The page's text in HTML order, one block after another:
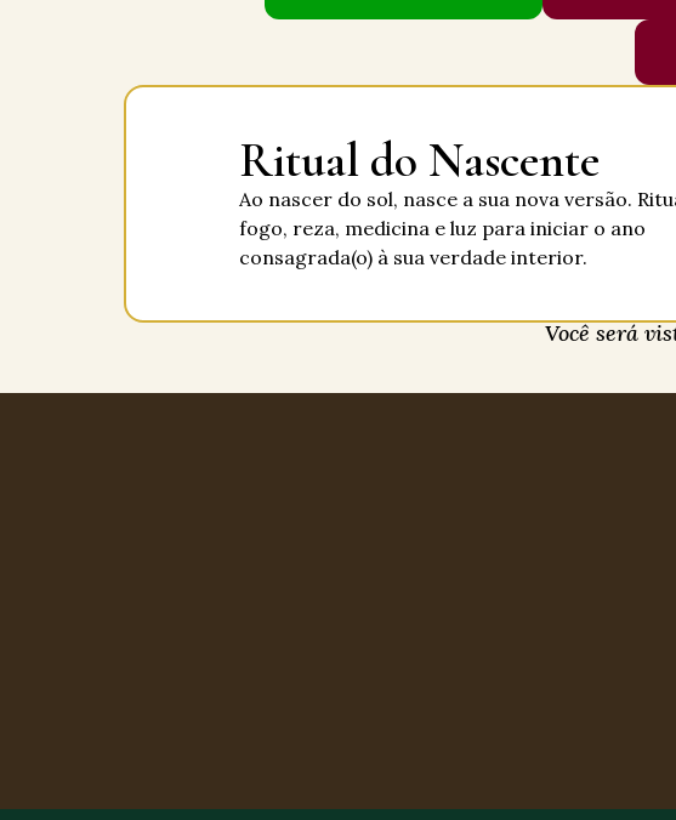
Ritual do Nascente
Ao nascer do sol, nasce a sua nova versão.
fogo, reza, medicina e luz para iniciar o ano
consagrada(o) à sua verdade interior.
Você será